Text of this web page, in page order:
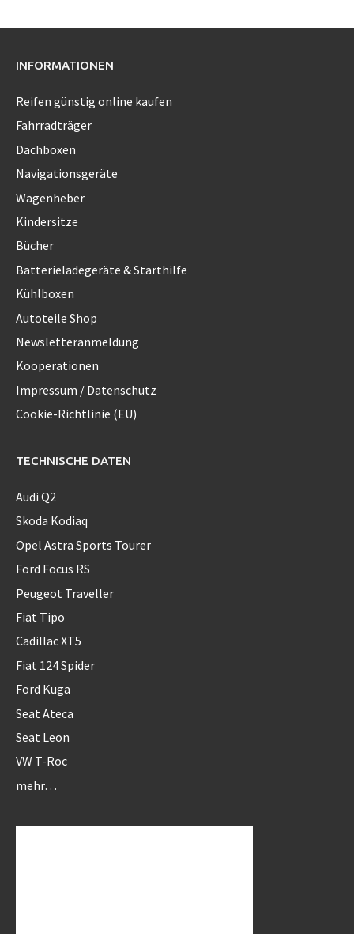
INFORMATIONEN
Reifen günstig online kaufen
Fahrradträger
Dachboxen
Navigationsgeräte
Wagenheber
Kindersitze
Bücher
Batterieladegeräte & Starthilfe
Kühlboxen
Autoteile Shop
Newsletteranmeldung
Kooperationen
Impressum / Datenschutz
Cookie-Richtlinie (EU)
TECHNISCHE DATEN
Audi Q2
Skoda Kodiaq
Opel Astra Sports Tourer
Ford Focus RS
Peugeot Traveller
Fiat Tipo
Cadillac XT5
Fiat 124 Spider
Ford Kuga
Seat Ateca
Seat Leon
VW T-Roc
mehr…